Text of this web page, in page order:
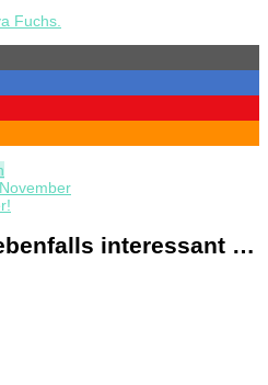
Fuchs.
interessant …